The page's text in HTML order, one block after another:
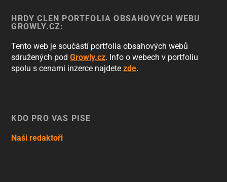
HRDÝ ČLEN PORTFOLIA OBSAHOVÝCH WEBŮ
GROWLY.CZ:
Tento web je součástí portfolia obsahových webů
sdružených podGrowly.cz. Info o webech v portfoliu
spolu s cenami inzerce najdetezde.
KDO PRO VÁS PÍŠE
Naši redaktoři